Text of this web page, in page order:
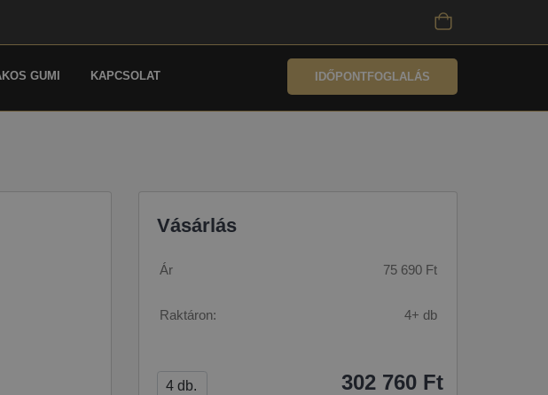
GUMI KAPCSOLAT IDŐPONTFOGLALÁS
Vásárlás
Ár 75 690 Ft
Raktáron: 4+ db
302 760 Ft